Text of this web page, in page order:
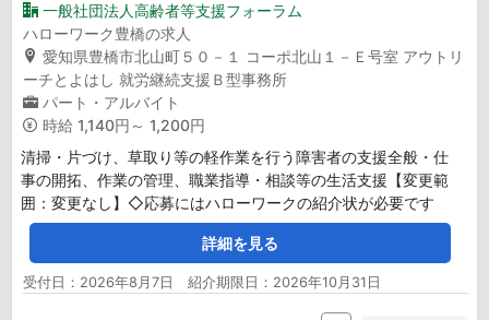
一般社団法人高齢者等支援フォーラム
ハローワーク豊橋の求人
愛知県豊橋市北山町５０－１ コーポ北山１－Ｅ号室 アウトリ
ーチとよはし 就労継続支援Ｂ型事務所
パート・アルバイト
時給 1,140円～ 1,200円
清掃・片づけ、草取り等の軽作業を行う障害者の支援全般・仕
事の開拓、作業の管理、職業指導・相談等の生活支援【変更範
囲：変更なし】◇応募にはハローワークの紹介状が必要です
詳細を見る
受付日：2026年8月7日 紹介期限日：2026年10月31日